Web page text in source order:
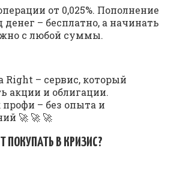
от 0,025%. Пополнение
денег – бесплатно, а начинать
с любой суммы.
Right – сервис, который
акции и облигации.
– без опыта и
🚀 🚀 🚀
ПОКУПАТЬ В КРИЗИС?